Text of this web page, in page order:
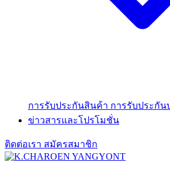
การรับประกันสินค้า การรับประกัน
ข่าวสารและโปรโมชั่น
ติดต่อเรา สมัครสมาชิก